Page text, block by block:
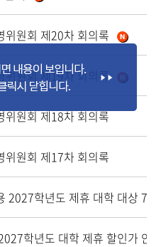
위원회 제20차 회의록
위원회 제19차 회의록
위원회 제18차 회의록
위원회 제17차 회의록
2027학년도 제휴 대학 대상 7-
학년도 대학 제휴 할인가 안